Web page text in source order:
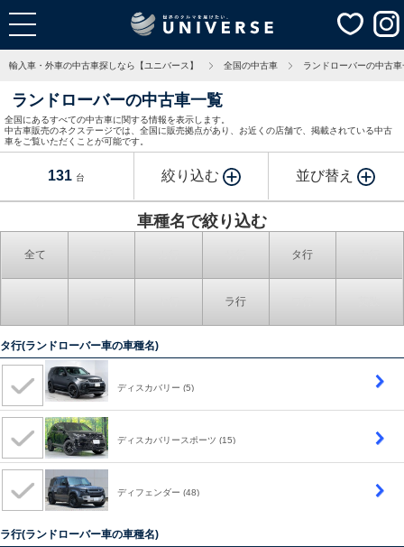
輸入車・外車の中古車探しなら【ユニバース】 全国の中古車 ランドローバーの中古車
ランドローバーの中古車一覧
全国にあるすべての中古車に関する情報を表示します。
中古車販売のネクステージでは、全国に販売拠点があり、お近くの店舗で、掲載されている中古
車をご覧いただくことが可能です。
131 台 絞り込む 並び替え
車種名で絞り込む
全て タ行
ラ行
タ行(ランドローバー車の車種名)
ディスカバリー (5)
ディスカバリースポーツ (15)
ディフェンダー (48)
ラ行(ランドローバー車の車種名)